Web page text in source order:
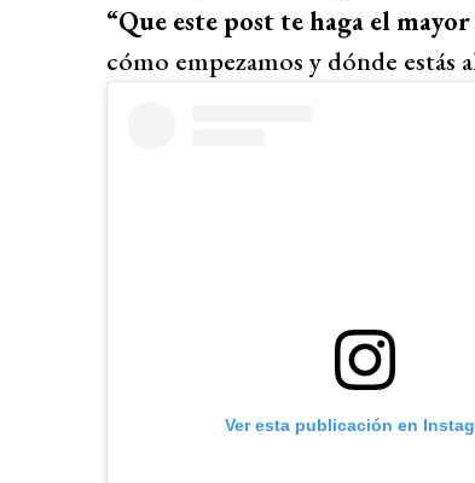
“Que este post te haga el
cómo empezamos y dónde estás
Ver esta publicación en